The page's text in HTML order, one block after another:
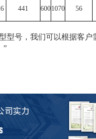
441 6001070 56
型号，我们可以根据客户
”